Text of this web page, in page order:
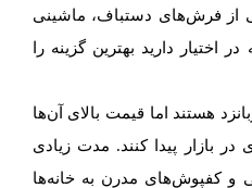
از فرش‌های دستباف، ماشینی
اختیار دارید بهترین گزینه را
هستند اما قیمت بالای آن‌ها
بازار پیدا کنند. مدت زیادی
و کفپوش‌های مدرن به خانه‌ها